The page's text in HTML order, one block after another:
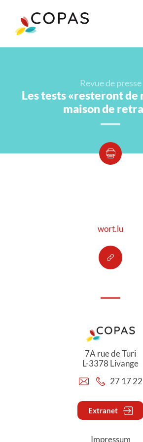
Revue de presse
Les tests «resteront de
maison de
wort.lu
7A rue de Turi
L-3378 Livange
27 17 22
Extranet
Impressum